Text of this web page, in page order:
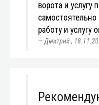
ворота и услугу
работу и услугу
Дмитрий,